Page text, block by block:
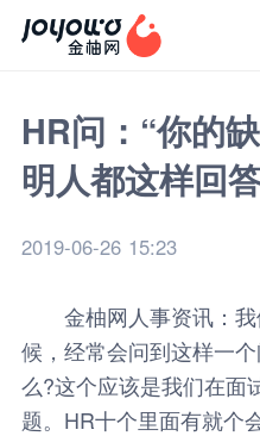
HR问：“你的
明人都这样回
2019-06-26 15:23
金柚网 人事资讯：
候，经常会问到这样一
么?这个应该是我们在面
题。HR十个里面有就个